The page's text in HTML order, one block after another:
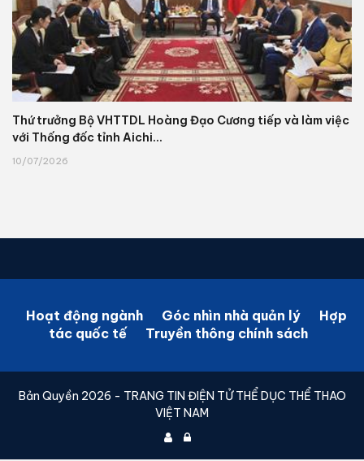
Thứ trưởng Bộ VHTTDL Hoàng Đạo Cương tiếp và làm việc
với Thống đốc tỉnh Aichi...
10/07/2026
Hoạt động ngành Góc nhìn nhà quản lý
Hợp
tác quốc tế
Truyền thông chính sách
Bản Quyền 2026 - TRANG TIN ĐIỆN TỬ THỂ DỤC THỂ THAO
VIỆT NAM